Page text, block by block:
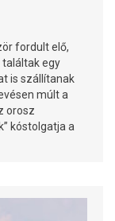
fordult elő,
egy
is szállítanak
múlt a
orosz
kóstolgatja a